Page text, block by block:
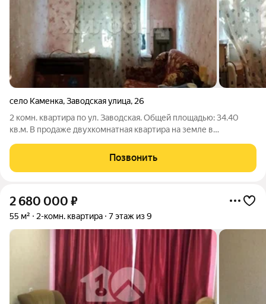
село Каменка,Заводская улица, 26
2 комн. квартира по ул. Заводская. Общей площадью: 34.40
кв.м. В продаже двухкомнатная квартира на земле в
площадью 34,4м2. Комнаты изолированные. Требуется ремонт.
Имеется возможность завести газ.
Позвонить
2 680 000 ₽
55 м² 2-комн. квартира 7 этаж из 9